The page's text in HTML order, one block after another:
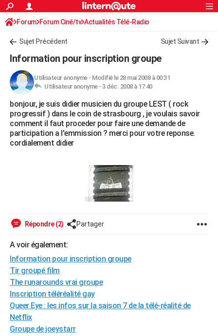
ACTUALITÉS
Politique
Société
Faits Divers
Education
Monde
Villes
+
FINANCE
Retraite
Impôts
Epargne
Immobilier
Risques naturels par ville
Banque
Assurance
Crédit
AUTO
Essais
Réserver un essai
Citadines
Berlines
SUV
Forum auto
+HIGH-TECH
Mobiles
Meilleur smartphone
Internet
Ordinateurs
Jeux vidéo
Guide high-tech
+BRICOLAGE
Forum
Aménagement intérieur
Extérieur
Cuisine
Salle de bains
Jardinage
Rangement
Destinations
City break
Voyage nature
Voyage de noces
Forum
Climat
PHOTO
GUIDES D'ACHAT
BONS PLANS
Carte de Noël
Carte Bonne année
Carte Saint-Valentin
Carte Pâques
Carte d'anniversaire
DICTIONNAIRE
Dictionnaire
Biographies
Citations
Expressions
Proverbes
PROGRAMME TV
S'inscrire
Connexion
Forum Forum Ciné/tv Actualités Télé-Radio
Sujet Précédent Sujet Suivant
Information pour inscription groupe
Utilisateur anonyme- Modifié le 28 mai 2008 à 00:31
Utilisateur anonyme - 3 déc. 2008 à 17:40
bonjour, je suis didier musicien du groupe LEST ( rock
progressif ) dans le coin de strasbourg , je voulais savoir
comment il faut proceder pour faire une demande de
participation a l'emmission ? merci pour votre reponse.
cordialement didier
Répondre (2) Partager
A voir également:
Information pour inscription groupe
Tir groupé film
The runarounds vrai groupe
Inscription téléréalité gay
Queer Eye : les infos sur la saison 7 de la télé-réalité de
Netflix
Groupe de joeystarr